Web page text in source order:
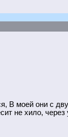
В моей они с
не хило,